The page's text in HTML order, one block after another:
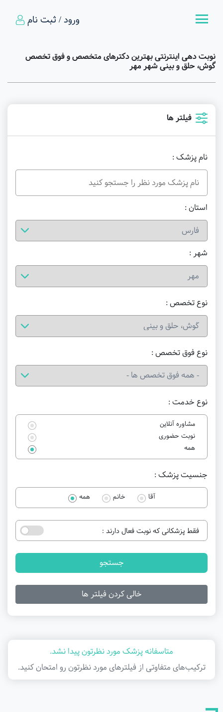
ورود / ثبت نام
نوبت دهی اینترنتی بهترین دکترهای متخصص و فوق تخصص
گوش، حلق و بینی شهر مهر
فیلتر ها
نام پزشک :
استان :
شهر :
نوع خدمت :
مشاوره آنلاین
نوبت حضوری
همه
نوع تخصص :
نوع فوق تخصص :
جنسیت پزشک :
آقا خانم همه
فقط پزشکانی که نوبت فعال دارند :
جستجو
خالی کردن فیلتر ها
متاسفانه پزشک مورد نظرتون پیدا نشد.
ترکیب‌های متفاوتی از فیلتر‌های مورد نظرتون رو امتحان کنید.